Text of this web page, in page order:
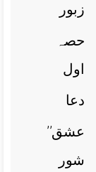
زبور
حصہ
اول
دعا
’’عشق
شور